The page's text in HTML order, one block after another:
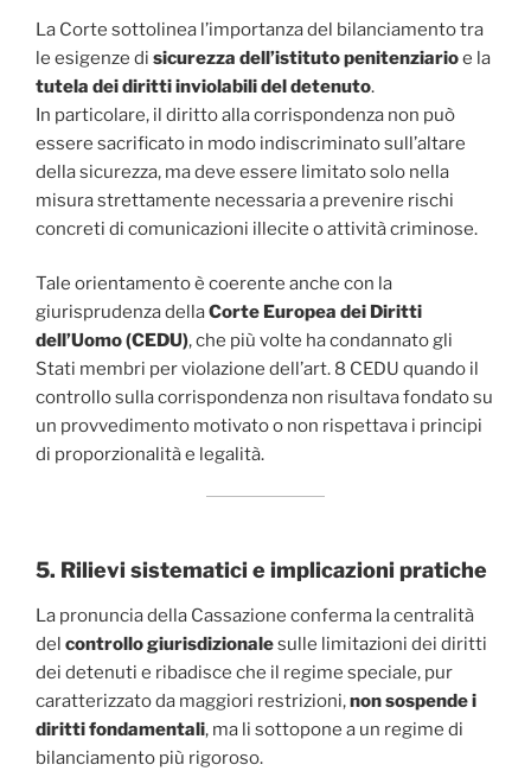
La Corte sottolinea l’importanza del bilanciamento tra
le esigenze di sicurezza dell’istituto penitenziarioe la
tutela dei diritti inviolabili del detenuto.
In particolare, il diritto alla corrispondenza non può
essere sacrificato in modo indiscriminato sull’altare
della sicurezza, ma deve essere limitato solo nella
misura strettamente necessaria a prevenire rischi
concreti di comunicazioni illecite o attività criminose.
Tale orientamento è coerente anche con la
giurisprudenza dellaCorte Europea dei Diritti
dell’Uomo (CEDU), che più volte ha condannato gli
Stati membri per violazione dell’art. 8 CEDU quando il
controllo sulla corrispondenza non risultava fondato su
un provvedimento motivato o non rispettava i principi
di proporzionalità e legalità.
5. Rilievi sistematici e implicazioni pratiche
La pronuncia della Cassazione conferma la centralità
del controllo giurisdizionalesulle limitazioni dei diritti
dei detenuti e ribadisce che il regime speciale, pur
caratterizzato da maggiori restrizioni,non sospende i
diritti fondamentali, ma li sottopone a un regime di
bilanciamento più rigoroso.